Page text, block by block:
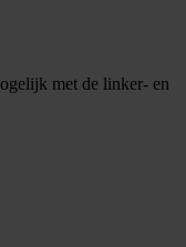
met de linker- en